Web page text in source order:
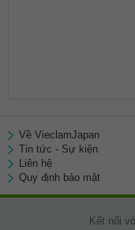
Về VieclamJapan
Tin tức - Sự kiện
Liên hệ
Quy định bảo mật
Kết nối